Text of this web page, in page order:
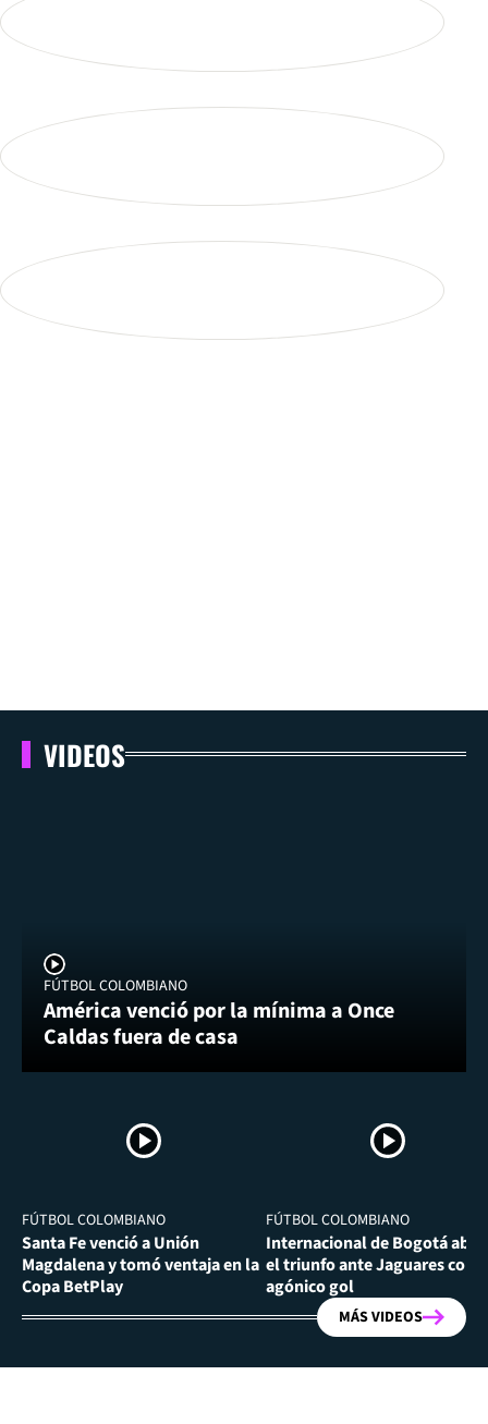
VIDEOS
FÚTBOL COLOMBIANO
América venció por la mínima a Once
Caldas fuera de casa
FÚTBOL COLOMBIANO
Santa Fe venció a Unión
Magdalena y tomó ventaja en la
Copa BetPlay
FÚTBOL COLOMBIANO
Internacional de Bogotá
el triunfo ante Jaguares con
agónico gol
MÁS VIDEOS